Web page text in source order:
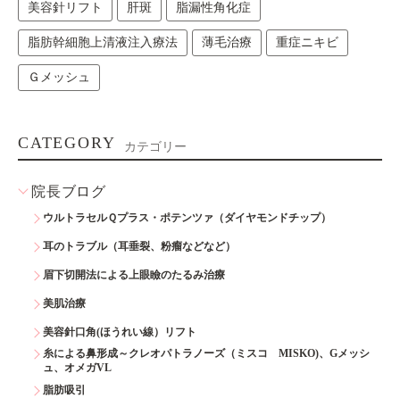
美容針リフト 肝斑 脂漏性角化症
脂肪幹細胞上清液注入療法 薄毛治療 重症ニキビ
Ｇメッシュ
CATEGORY カテゴリー
院長ブログ
ウルトラセルＱプラス・ポテンツァ（ダイヤモンドチップ）
耳のトラブル（耳垂裂、粉瘤などなど）
眉下切開法による上眼瞼のたるみ治療
美肌治療
美容針口角(ほうれい線）リフト
糸による鼻形成～クレオパトラノーズ（ミスコ MISKO)、Gメッシ
ュ、オメガVL
脂肪吸引